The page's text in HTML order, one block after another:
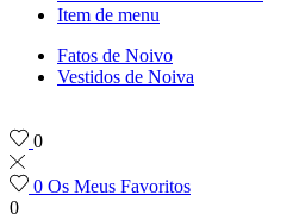
Item de menu
Fatos de Noivo
Vestidos de Noiva
0
0 Os Meus Favoritos
0